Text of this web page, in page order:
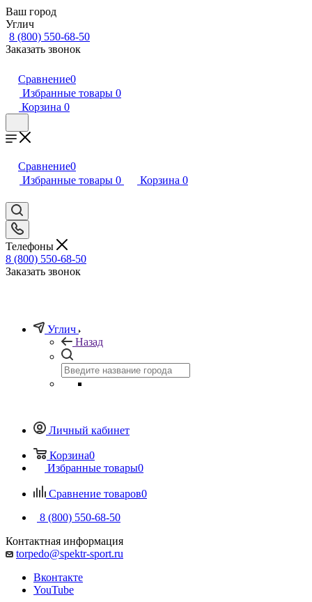
Ваш город
Углич
8 (800) 550-68-50
Заказать звонок
Сравнение0
Избранные товары 0
Корзина 0
Сравнение0
Избранные товары 0 Корзина 0
Телефоны
8 (800) 550-68-50
Заказать звонок
Углич
Назад
Личный кабинет
Корзина0
Избранные товары0
Сравнение товаров0
8 (800) 550-68-50
Контактная информация
torpedo@spektr-sport.ru
Вконтакте
YouTube